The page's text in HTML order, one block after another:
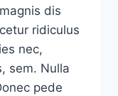
dis
ridiculus
nec,
sem. Nulla
pede